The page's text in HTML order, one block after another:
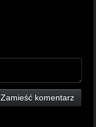
Zamieść komentarz